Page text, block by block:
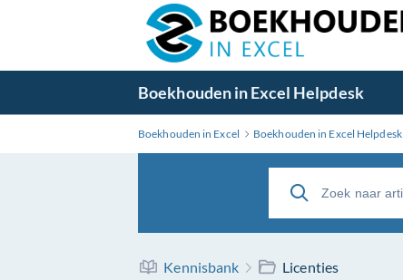
Boekhouden in Excel Helpdesk
Boekhouden in Excel Boekhouden in Excel Helpdesk
Kennisbank Licenties